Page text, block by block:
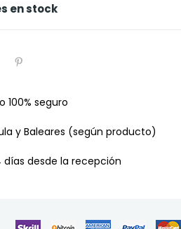
en stock
100% seguro
y Baleares (según producto)
dí­as desde la recepción